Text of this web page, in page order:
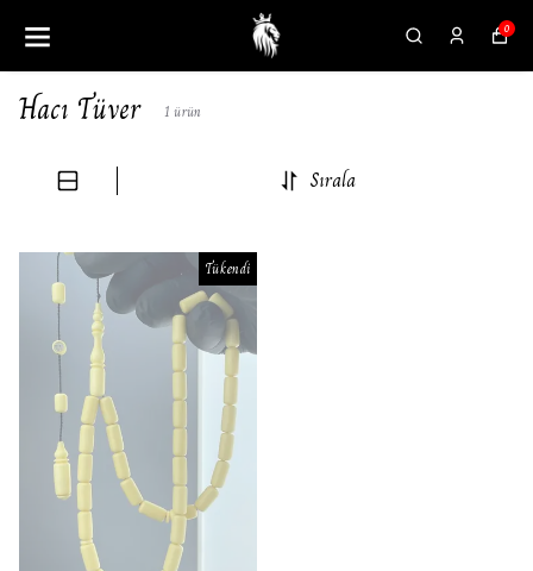
0
Hacı Tüver 1 ürün
Sırala
Tükendi